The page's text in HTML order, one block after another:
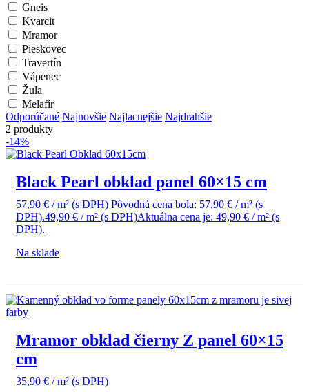
Gneis
Kvarcit
Mramor
Pieskovec
Travertín
Vápenec
Žula
Melafír
Odporúčané Najnovšie Najlacnejšie Najdrahšie
2 produkty
-14%
Black Pearl obklad panel 60×15 cm
57,90€/ m²(s DPH) Pôvodná cena bola: 57,90 € / m² (s
DPH).49,90 € / m² (s DPH)Aktuálna cena je: 49,90 € / m² (s
DPH).
Na sklade
Mramor obklad čierny Z panel 60×15
cm
35,90 € / m² (s DPH)